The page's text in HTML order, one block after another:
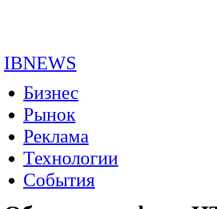
IBNEWS
Бизнес
Рынок
Реклама
Технологии
События